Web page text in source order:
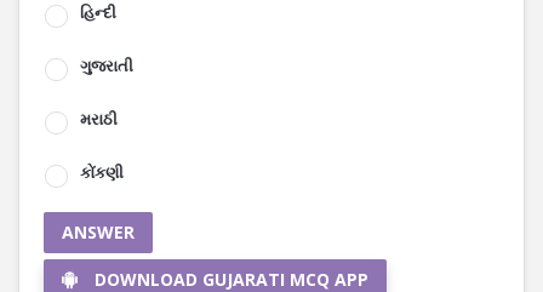
હિન્દી
ગુજરાતી
મરાઠી
કોંકણી
ANSWER
DOWNLOAD GUJARATI MCQ APP